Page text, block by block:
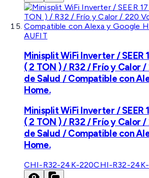
AUFIT
Minisplit WiFi Inverter / SEER
( 2 TON ) / R32 / Frío y Calor
de Salud / Compatible con
Home.
Minisplit WiFi Inverter / SEER
( 2 TON ) / R32 / Frío y Calor
de Salud / Compatible con
Home.
CHI-R32-24K-220CHI-R32-